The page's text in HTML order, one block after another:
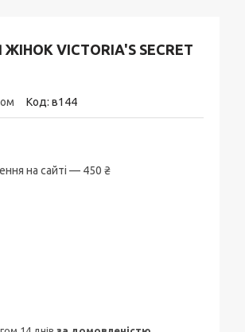
VICTORIA'S SECRET
Код: в144
на сайті — 450 ₴